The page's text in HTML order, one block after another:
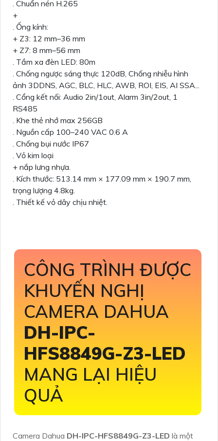
. Chuẩn nén H.265
+
. Ống kính:
+ Z3: 12 mm–36 mm
+ Z7: 8 mm–56 mm
. Tầm xa đèn LED: 80m
. Chống ngược sáng thực 120dB, Chống nhiễu hình
ảnh 3DDNS, AGC, BLC, HLC, AWB, ROI, EIS, AI SSA...
. Cổng kết nối: Audio 2in/1out, Alarm 3in/2out, 1
RS485
. Khe thẻ nhớ max 256GB
. Nguồn cấp 100–240 VAC 0.6 A
. Chống bụi nước IP67
. Vỏ kim loại
+ nắp lưng nhựa.
. Kích thước: 513.14 mm × 177.09 mm × 190.7 mm,
trọng lượng 4.8kg.
. Thiết kế vỏ dây chịu nhiệt.
CÔNG TRÌNH ĐƯỢC
KHUYẾN NGHỊ
CAMERA DAHUA
DH-IPC-
HFS8849G-Z3-LED
MANG LẠI HIỆU
QUẢ
Camera Dahua DH-IPC-HFS8849G-Z3-LED là một